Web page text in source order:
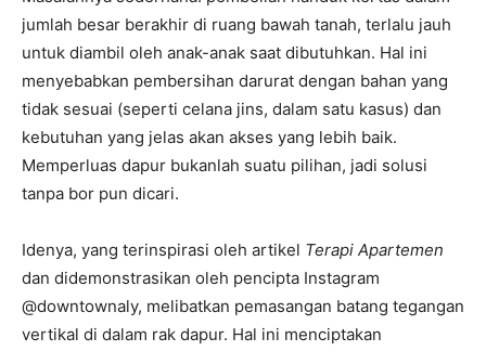
jumlah besar berakhir di ruang bawah tanah, terlalu jauh
untuk diambil oleh anak-anak saat dibutuhkan. Hal ini
menyebabkan pembersihan darurat dengan bahan yang
tidak sesuai (seperti celana jins, dalam satu kasus) dan
kebutuhan yang jelas akan akses yang lebih baik.
Memperluas dapur bukanlah suatu pilihan, jadi solusi
tanpa bor pun dicari.
Idenya, yang terinspirasi oleh artikel Terapi Apartemen
dan didemonstrasikan oleh pencipta Instagram
@downtownaly, melibatkan pemasangan batang tegangan
vertikal di dalam rak dapur. Hal ini menciptakan